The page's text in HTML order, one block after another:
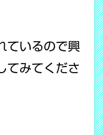
ているので興
てみてくださ